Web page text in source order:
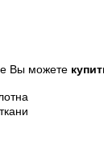
Вы можете